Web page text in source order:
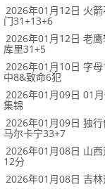
2026年01月12日 火
门31+13+6
2026年01月12日 老
库里31+5
2026年01月10日 字
中8&致命6犯
2026年01月09日 01
集锦
2026年01月09日 独
马尔卡宁33+7
2026年01月08日 山
12分
2026年01月08日 吉